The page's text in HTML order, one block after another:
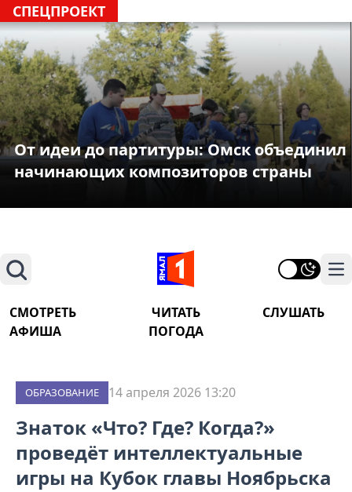
СПЕЦПРОЕКТ
От идеи до партитуры: Омск объединил
начинающих композиторов страны
Поиск
СМОТРЕТЬ ЧИТАТЬ
СЛУШАТЬ
АФИША
ПОГОДА
ОБРАЗОВАНИЕ 14 апреля 2026 13:20
Знаток «Что? Где? Когда?»
проведёт интеллектуальные
игры на Кубок главы Ноябрьска